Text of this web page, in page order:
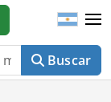
Buscar